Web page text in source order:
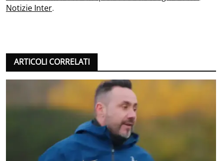
Notizie Inter.
ARTICOLI CORRELATI